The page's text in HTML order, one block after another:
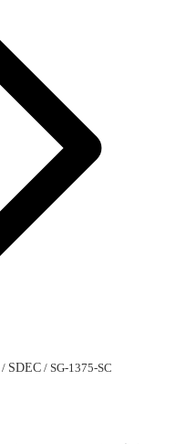
/ SDEC / SG-1375-SC